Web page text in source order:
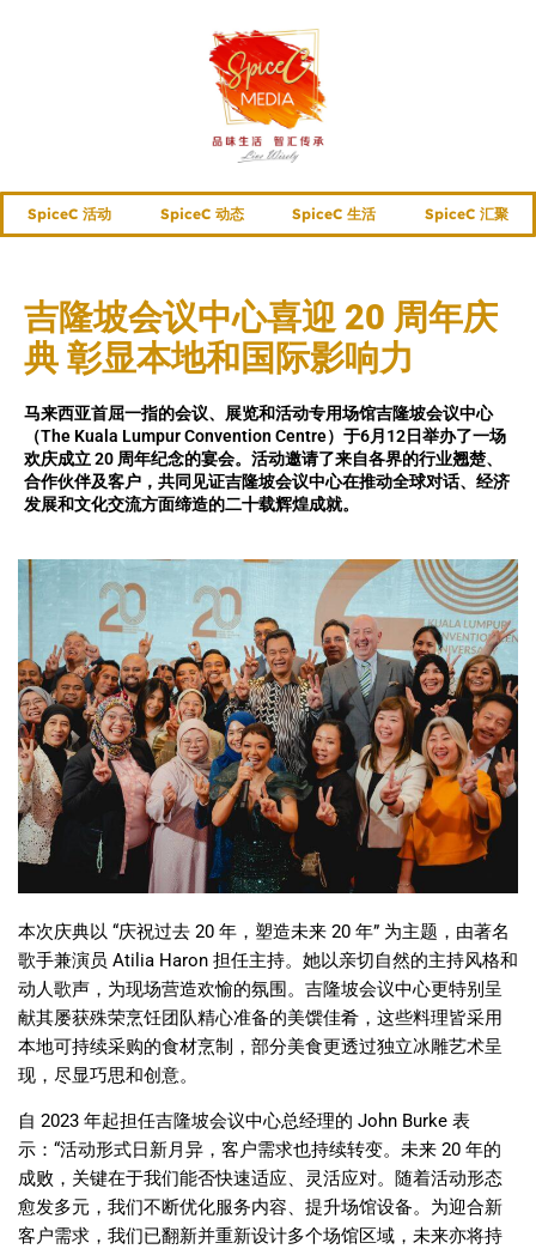
SpiceC 活动 SpiceC 动态 SpiceC 生活 SpiceC 汇聚
吉隆坡会议中心喜迎 20 周年庆
典 彰显本地和国际影响力
马来西亚首屈一指的会议、展览和活动专用场馆吉隆坡会议中心
（The Kuala Lumpur Convention Centre）于6月12日举办了一场
欢庆成立 20 周年纪念的宴会。活动邀请了来自各界的行业翘楚、
合作伙伴及客户，共同见证吉隆坡会议中心在推动全球对话、经济
发展和文化交流方面缔造的二十载辉煌成就。
本次庆典以 “庆祝过去 20 年，塑造未来 20 年” 为主题，由著名
歌手兼演员 Atilia Haron 担任主持。她以亲切自然的主持风格和
动人歌声，为现场营造欢愉的氛围。吉隆坡会议中心更特别呈
献其屡获殊荣烹饪团队精心准备的美馔佳肴，这些料理皆采用
本地可持续采购的食材烹制，部分美食更透过独立冰雕艺术呈
现，尽显巧思和创意。
自 2023 年起担任吉隆坡会议中心总经理的 John Burke 表
示： “活动形式日新月异，客户需求也持续转变。未来 20 年的
成败，关键在于我们能否快速适应、灵活应对。随着活动形态
愈发多元，我们不断优化服务内容、提升场馆设备。为迎合新
客户需求，我们已翻新并重新设计多个场馆区域，未来亦将持